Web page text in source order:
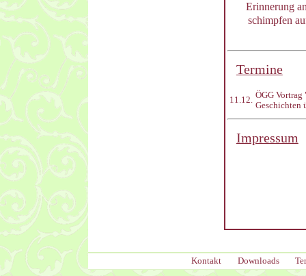
Erinnerung
schimpfen
Termine
11.12. ÖGG Vortrag
Geschichten
Impressum
Kontakt Downloads